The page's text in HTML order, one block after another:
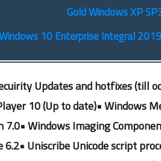
Updates and hotfixes (till
10 (Up to date)• Windows
Windows Imaging
Uniscribe Unicode script